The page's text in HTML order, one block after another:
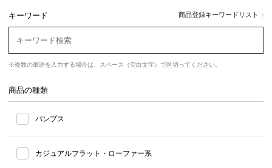
キーワード 商品登録キーワードリスト
※複数の単語を入力する場合は、スペース（空白文字）で区切ってください。
商品の種類
パンプス
カジュアルフラット・ローファー系